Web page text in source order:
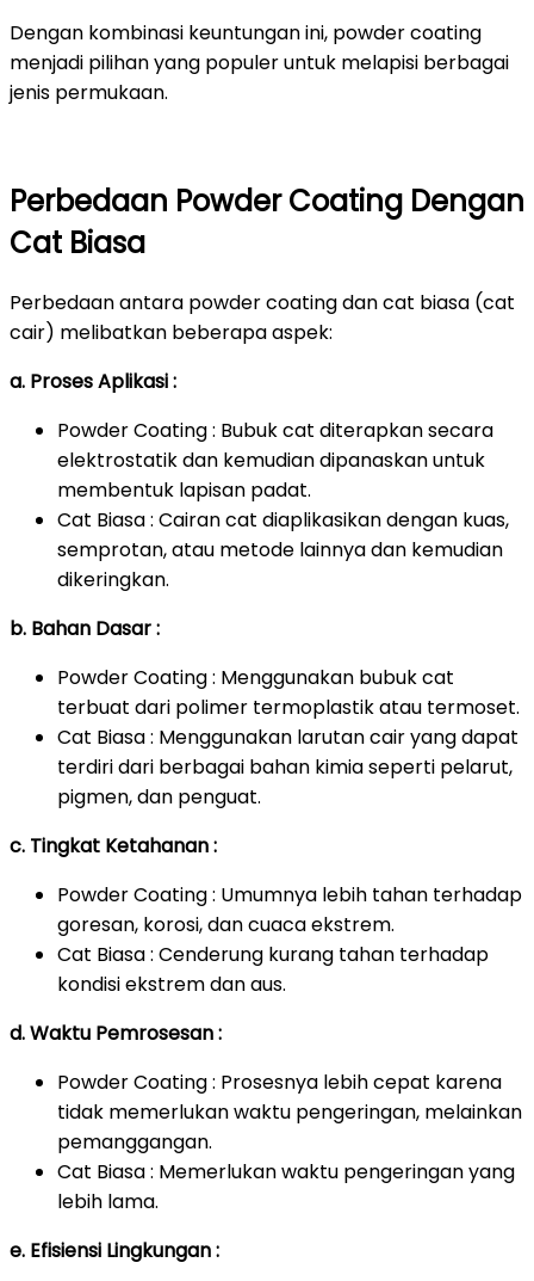
Dengan kombinasi keuntungan ini, powder coating
menjadi pilihan yang populer untuk melapisi berbagai
jenis permukaan.
Perbedaan Powder Coating Dengan
Cat Biasa
Perbedaan antara powder coating dan cat biasa (cat
cair) melibatkan beberapa aspek:
a. Proses Aplikasi :
Powder Coating : Bubuk cat diterapkan secara
elektrostatik dan kemudian dipanaskan untuk
membentuk lapisan padat.
Cat Biasa : Cairan cat diaplikasikan dengan kuas,
semprotan, atau metode lainnya dan kemudian
dikeringkan.
b. Bahan Dasar :
Powder Coating : Menggunakan bubuk cat
terbuat dari polimer termoplastik atau termoset.
Cat Biasa : Menggunakan larutan cair yang dapat
terdiri dari berbagai bahan kimia seperti pelarut,
pigmen, dan penguat.
c. Tingkat Ketahanan :
Powder Coating : Umumnya lebih tahan terhadap
goresan, korosi, dan cuaca ekstrem.
Cat Biasa : Cenderung kurang tahan terhadap
kondisi ekstrem dan aus.
d. Waktu Pemrosesan :
Powder Coating : Prosesnya lebih cepat karena
tidak memerlukan waktu pengeringan, melainkan
pemanggangan.
Cat Biasa : Memerlukan waktu pengeringan yang
lebih lama.
e. Efisiensi Lingkungan :